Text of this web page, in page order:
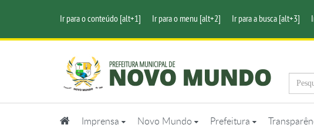
Ir para o conteúdo [alt+1] Ir para o menu [alt+2] Ir para a busca [alt+3]
Imprensa Novo Mundo Prefeitura